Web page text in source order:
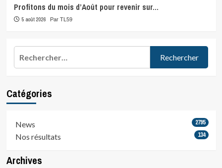
Profitons du mois d’Août pour revenir sur…
5 août 2026 Par TL59
Catégories
News 2795
Nos résultats 134
Archives